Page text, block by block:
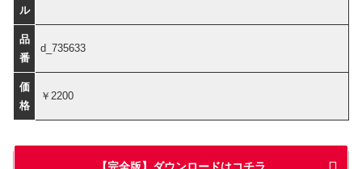
ル
品
番
d_735633
価
格
￥2200